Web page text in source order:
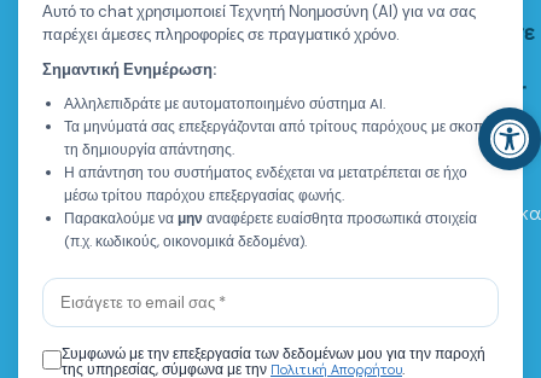
ΚΕΝΤΡΟ
ΔΙΑ ΒΙΟΥ
ΜΑΘΗΣΗΣ
To ΙΑΝΑΠ
δραστηριοποιείται
στο χώρο της
διαχείρισης
ανθρωπίνων
πόρων και
της
επαγγελματικής
κατάρτισης.
ΙΑΝΑΠ
Αρχική
Προφίλ
Voucher
Προγράμματα
Blog
Καριέρα
Χρήσιμες
Σελίδες
προϋποθέσεις
Πολιτική
Απορρήτου
Επικοινωνία
Αθήνα
Θεσσαλονίκη
Καρπενήσι
Εγγραφείτε
Newsletter
Eνημερώθηκα
Εγγραφή
Αυτό το chat χρησιμοποιεί Τεχνητή Νοημοσύνη (AI) για να σας
παρέχει άμεσες πληροφορίες σε πραγματικό χρόνο.
Σημαντική Ενημέρωση:
Αλληλεπιδράτε με αυτοματοποιημένο σύστημα AI.
Τα μηνύματά σας επεξεργάζονται από τρίτους παρόχους με σκοπό
τη δημιουργία απάντησης.
Η απάντηση του συστήματος ενδέχεται να μετατρέπεται σε ήχο
μέσω τρίτου παρόχου επεξεργασίας φωνής.
Παρακαλούμε ναμην αναφέρετε ευαίσθητα προσωπικά στοιχεία
(π.χ. κωδικούς, οικονομικά δεδομένα).
Συμφωνώ με την επεξεργασία των δεδομένων μου για την παροχή
της υπηρεσίας, σύμφωνα με την Πολιτική Απορρήτου.